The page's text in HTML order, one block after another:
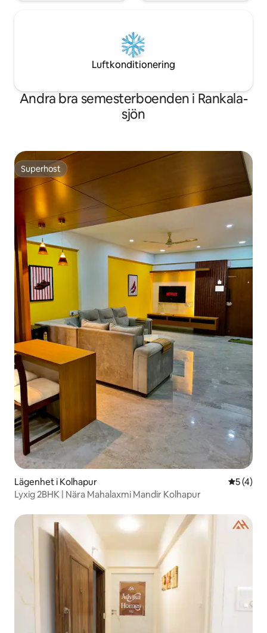
Luftkonditionering
Andra bra semesterboenden i Rankala-
sjön
Superhost
Superhost
Lägenhet i Kolhapur 5 av 5 i
5 (4)
Lyxig 2BHK | Nära Mahalaxmi Mandir Kolhapur